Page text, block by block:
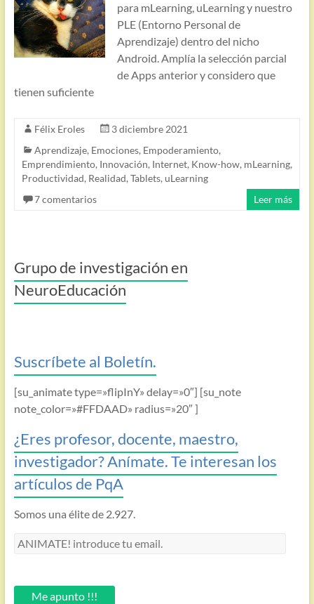
para mLearning, uLearning y nuestro
PLE (Entorno Personal de
Aprendizaje) dentro del nicho
Android. Amplía la selección parcial
de Apps anterior y considero que
tienen suficiente
Félix Eroles
3 diciembre 2021
Aprendizaje, Emociones, Empoderamiento,
Emprendimiento, Innovación, Internet, Know-how, mLearning,
Productividad, Realidad, Tablets, uLearning
7 comentarios
Leer más
Grupo de investigación en
NeuroEducación
Suscríbete al Boletín.
[su_animate type=»flipInY» delay=»0″] [su_note
note_color=»#FFDAAD» radius=»20″ ]
¿Eres profesor, docente, maestro,
investigador? Anímate. Te interesan los
artículos de PqA
Somos una élite de 2.927.
ANIMATE!
email.Me apunto !!!